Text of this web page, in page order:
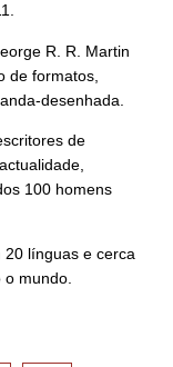
R. R. Martin
de formatos,
desenhada.
de
100 homens
20 línguas e cerca
o mundo.